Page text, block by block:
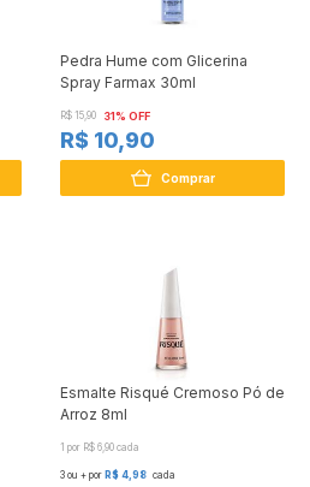
Pedra Hume com Glicerina
Spray Farmax 30ml
R$ 15,90 31% OFF
R$ 10,90
Comprar
Esmalte Risqué Cremoso Pó de
Arroz 8ml
1 por R$ 6,90 cada
3 ou + por R$ 4,98 cada